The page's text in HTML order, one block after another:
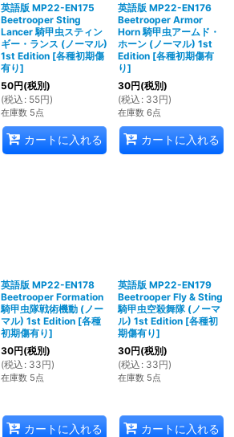
英語版 MP22-EN175
Beetrooper Sting
Lancer 騎甲虫スティン
ギー・ランス (ノーマル)
1st Edition [各種初期傷
有り]
50円(税別)
(税込 : 55円)
在庫数 5点
カートに入れる
英語版 MP22-EN176
Beetrooper Armor
Horn 騎甲虫アームド・
ホーン (ノーマル) 1st
Edition [各種初期傷有
り]
30円(税別)
(税込 : 33円)
在庫数 6点
カートに入れる
英語版 MP22-EN178
Beetrooper Formation
騎甲虫隊戦術機動 (ノー
マル) 1st Edition [各種
初期傷有り]
30円(税別)
(税込 : 33円)
在庫数 5点
カートに入れる
英語版 MP22-EN179
Beetrooper Fly & Sting
騎甲虫空殺舞隊 (ノーマ
ル) 1st Edition [各種初
期傷有り]
30円(税別)
(税込 : 33円)
在庫数 5点
カートに入れる